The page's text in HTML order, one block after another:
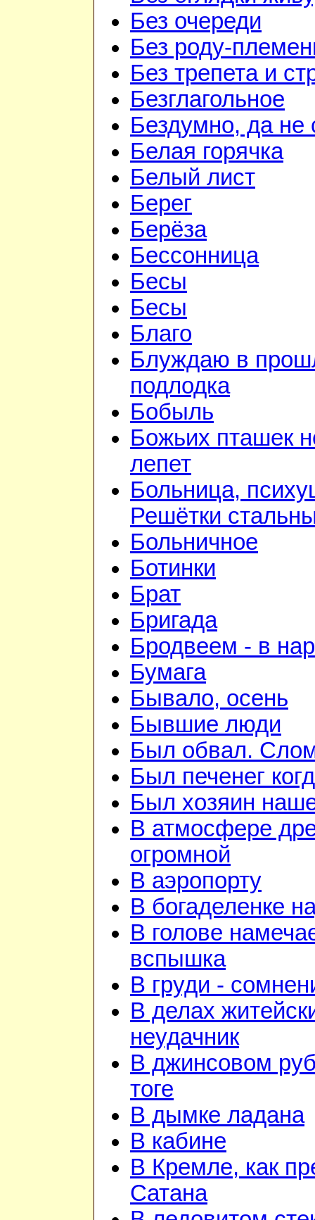
Без очереди
Без роду-
Без трепета и
Безглагольное
Бездумно, да не
Белая горячка
Белый лист
Берег
Берёза
Бессонница
Бесы
Бесы
Благо
Блуждаю в
подлодка
Бобыль
Божьих пташек
лепет
Больница,
Решётки
Больничное
Ботинки
Брат
Бригада
Бродвеем - в
Бумага
Бывало, осень
Бывшие люди
Был обвал.
Был печенег
Был хозяин
В атмосфере
огромной
В аэропорту
В богаделенке
В голове
вспышка
В груди -
В делах
неудачник
В джинсовом
тоге
В дымке ладана
В кабине
В Кремле, как
Сатана